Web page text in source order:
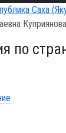
Саха
Куприянова
по